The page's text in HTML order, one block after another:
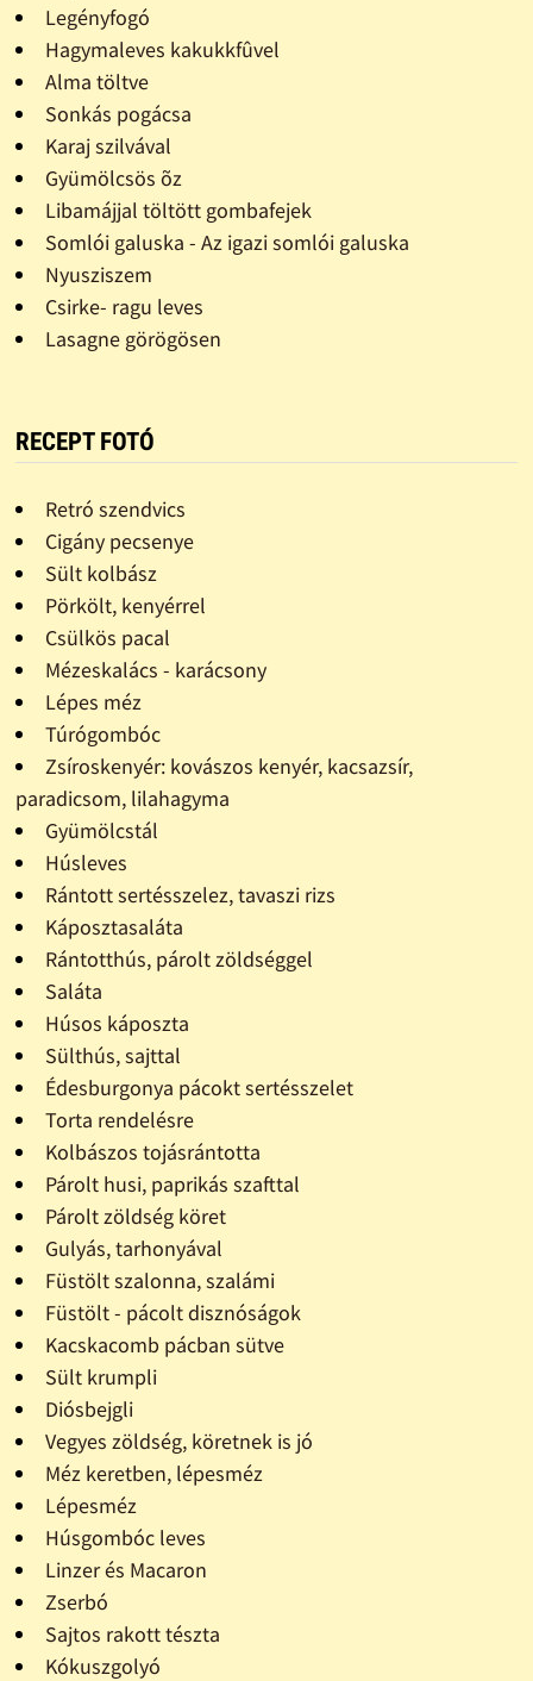
Legényfogó
Hagymaleves kakukkfûvel
Alma töltve
Sonkás pogácsa
Karaj szilvával
Gyümölcsös õz
Libamájjal töltött gombafejek
Somlói galuska - Az igazi somlói galuska
Nyusziszem
Csirke- ragu leves
Lasagne görögösen
RECEPT FOTÓ
Retró szendvics
Cigány pecsenye
Sült kolbász
Pörkölt, kenyérrel
Csülkös pacal
Mézeskalács - karácsony
Lépes méz
Túrógombóc
Zsíroskenyér: kovászos kenyér, kacsazsír,
paradicsom, lilahagyma
Gyümölcstál
Húsleves
Rántott sertésszelez, tavaszi rizs
Káposztasaláta
Rántotthús, párolt zöldséggel
Saláta
Húsos káposzta
Sülthús, sajttal
Édesburgonya pácokt sertésszelet
Torta rendelésre
Kolbászos tojásrántotta
Párolt husi, paprikás szafttal
Párolt zöldség köret
Gulyás, tarhonyával
Füstölt szalonna, szalámi
Füstölt - pácolt disznóságok
Kacskacomb pácban sütve
Sült krumpli
Diósbejgli
Vegyes zöldség, köretnek is jó
Méz keretben, lépesméz
Lépesméz
Húsgombóc leves
Linzer és Macaron
Zserbó
Sajtos rakott tészta
Kókuszgolyó